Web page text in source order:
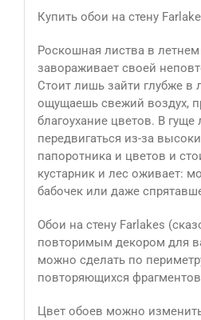
Купить обои на стену
Роскошная листва в
завораживает своей
Стоит лишь зайти глубже в
ощущаешь свежий воздух,
благоухание цветов. В
передвигаться из-за
папоротника и цветов и
кустарник и лес оживает:
бабочек или даже
Обои на стену Farlakes
повторимым декором для
можно сделать по
повторяющихся
Цвет обоев можно